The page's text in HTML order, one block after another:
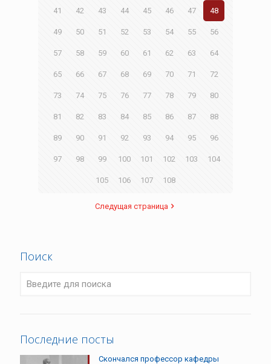
41 42 43 44 45 46 47 48
49 50 51 52 53 54 55 56
57 58 59 60 61 62 63 64
65 66 67 68 69 70 71 72
73 74 75 76 77 78 79 80
81 82 83 84 85 86 87 88
89 90 91 92 93 94 95 96
97 98 99 100 101 102 103 104
105 106 107 108
Следущая страница
Поиск
Последние посты
Скончался профессор кафедры